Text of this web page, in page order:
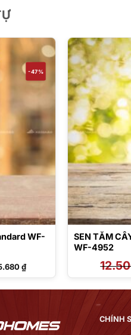
-47%
WF-
₫Giá
hiện
tại
10.525.680 ₫.
SEN TẮM
WF-4952
CHÍNH